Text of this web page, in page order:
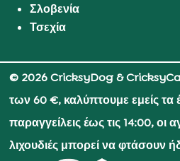
Σλοβενία
Τσεχία
© 2026 CricksyDog &
των 60 €, καλύπτουμε εμείς
παραγγείλεις έως τις 14:00, οι
λιχουδιές μπορεί να φτάσουν